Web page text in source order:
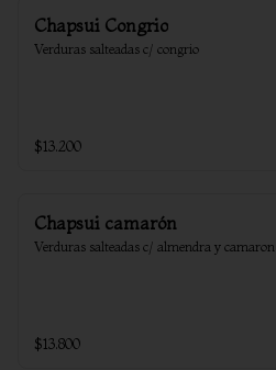
Chapsui Congrio
Verduras salteadas c/ congrio
$13.200
Chapsui camarón
Verduras salteadas c/ almendra y camaron
$13.800